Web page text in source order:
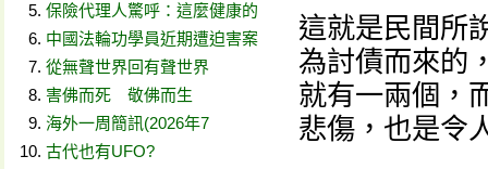
保險代理人驚呼：這麼健康的
中國法輪功學員近期遭迫害案
從無聲世界回有聲世界
害佛而死 敬佛而生
海外一周簡訊(2026年7
古代也有UFO?
這就是民間所
為討債而來的
就有一兩個，
悲傷，也是令